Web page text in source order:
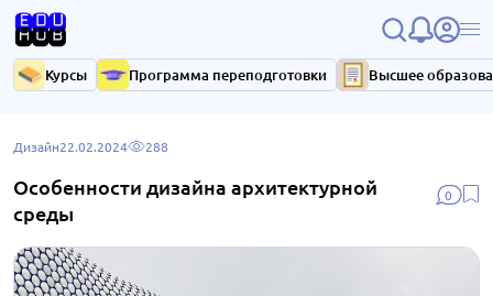
Курсы Программа переподготовки Высшее
0
Дизайн22.02.2024 288
Особенности дизайна архитектурной
среды